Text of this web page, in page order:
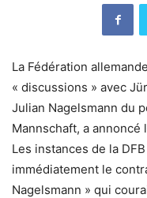
La Fédération
« discussions » avec
Julian Nagelsmann du
Mannschaft, a annoncé
Les instances de la
immédiatement le
Nagelsmann » qui